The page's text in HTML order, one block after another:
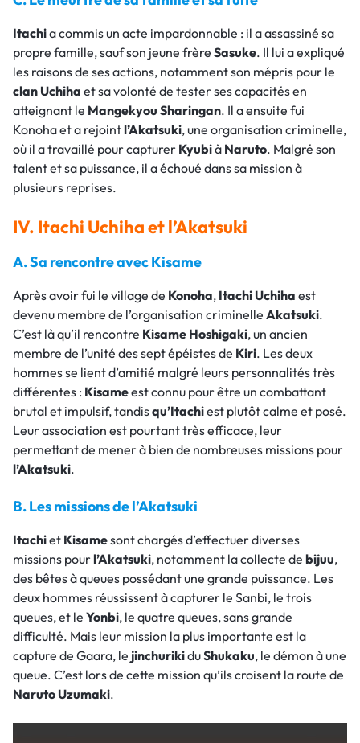
Itachia commis un acte impardonnable : il a assassiné sa
propre famille, sauf son jeune frère Sasuke. Il lui a expliqué
les raisons de ses actions, notamment son mépris pour le
clan Uchiha et sa volonté de tester ses capacités en
atteignant le Mangekyou Sharingan. Il a ensuite fui
Konoha et a rejointl’Akatsuki, une organisation criminelle,
où il a travaillé pour capturer Kyubià Naruto. Malgré son
talent et sa puissance, il a échoué dans sa mission à
plusieurs reprises.
IV. Itachi Uchiha et l’Akatsuki
A. Sa rencontre avec Kisame
Après avoir fui le village de Konoha, Itachi Uchiha est
devenu membre de l’organisation criminelle Akatsuki.
C’est là qu’il rencontre Kisame Hoshigaki, un ancien
membre de l’unité des sept épéistes de Kiri. Les deux
hommes se lient d’amitié malgré leurs personnalités très
différentes : Kisameest connu pour être un combattant
brutal et impulsif, tandisqu’Itachiest plutôt calme et posé.
Leur association est pourtant très efficace, leur
permettant de mener à bien de nombreuses missions pour
l’Akatsuki.
B. Les missions de l’Akatsuki
Itachiet Kisamesont chargés d’effectuer diverses
missions pourl’Akatsuki, notamment la collecte de bijuu,
des bêtes à queues possédant une grande puissance. Les
deux hommes réussissent à capturer le Sanbi, le trois
queues, et le Yonbi, le quatre queues, sans grande
difficulté. Mais leur mission la plus importante est la
capture de Gaara, le jinchurikiduShukaku, le démon à une
queue. C’est lors de cette mission qu’ils croisent la route de
Naruto Uzumaki.